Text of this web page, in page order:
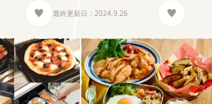
最終更新日： 2024.9.26